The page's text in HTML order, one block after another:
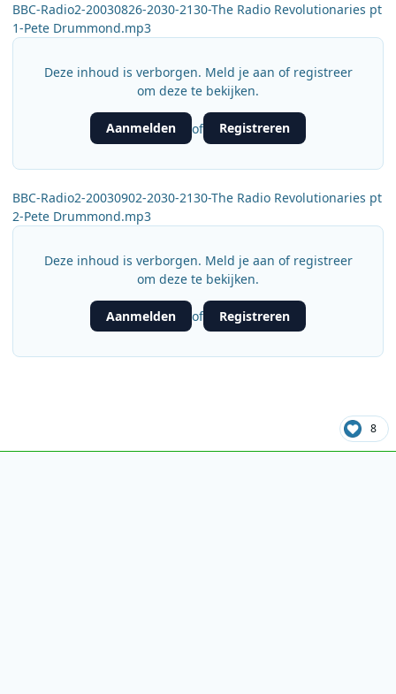
BBC-Radio2-20030826-2030-2130-The Radio Revolutionaries pt
1-Pete Drummond.mp3
Deze inhoud is verborgen. Meld je aan of registreer
om deze te bekijken.
Aanmelden of Registreren
BBC-Radio2-20030902-2030-2130-The Radio Revolutionaries pt
2-Pete Drummond.mp3
Deze inhoud is verborgen. Meld je aan of registreer
om deze te bekijken.
Aanmelden of Registreren
8